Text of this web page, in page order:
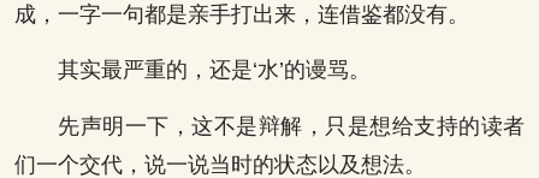
成，一字一句都是亲手打出来，连借鉴都没有。
其实最严重的，还是‘水’的谩骂。
先声明一下，这不是辩解，只是想给支持的读者
们一个交代，说一说当时的状态以及想法。